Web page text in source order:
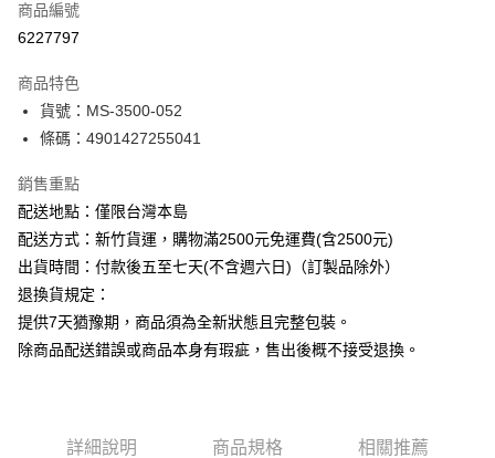
Apple Pay
悠遊付
ATM付款
運送方式
下單前請先詢問庫存
每筆NT$130，滿NT$2,500(含以上)免運費
商品編號
6227797
商品特色
貨號：MS-3500-052
條碼：4901427255041
銷售重點
配送地點：僅限台灣本島
配送方式：新竹貨運，購物滿2500元免運費(含2500元)
出貨時間：付款後五至七天(不含週六日)（訂製品除外）
退換貨規定：
提供7天猶豫期，商品須為全新狀態且完整包裝。
除商品配送錯誤或商品本身有瑕疵，售出後概不接受退換。
詳細說明 商品規格 相關推薦